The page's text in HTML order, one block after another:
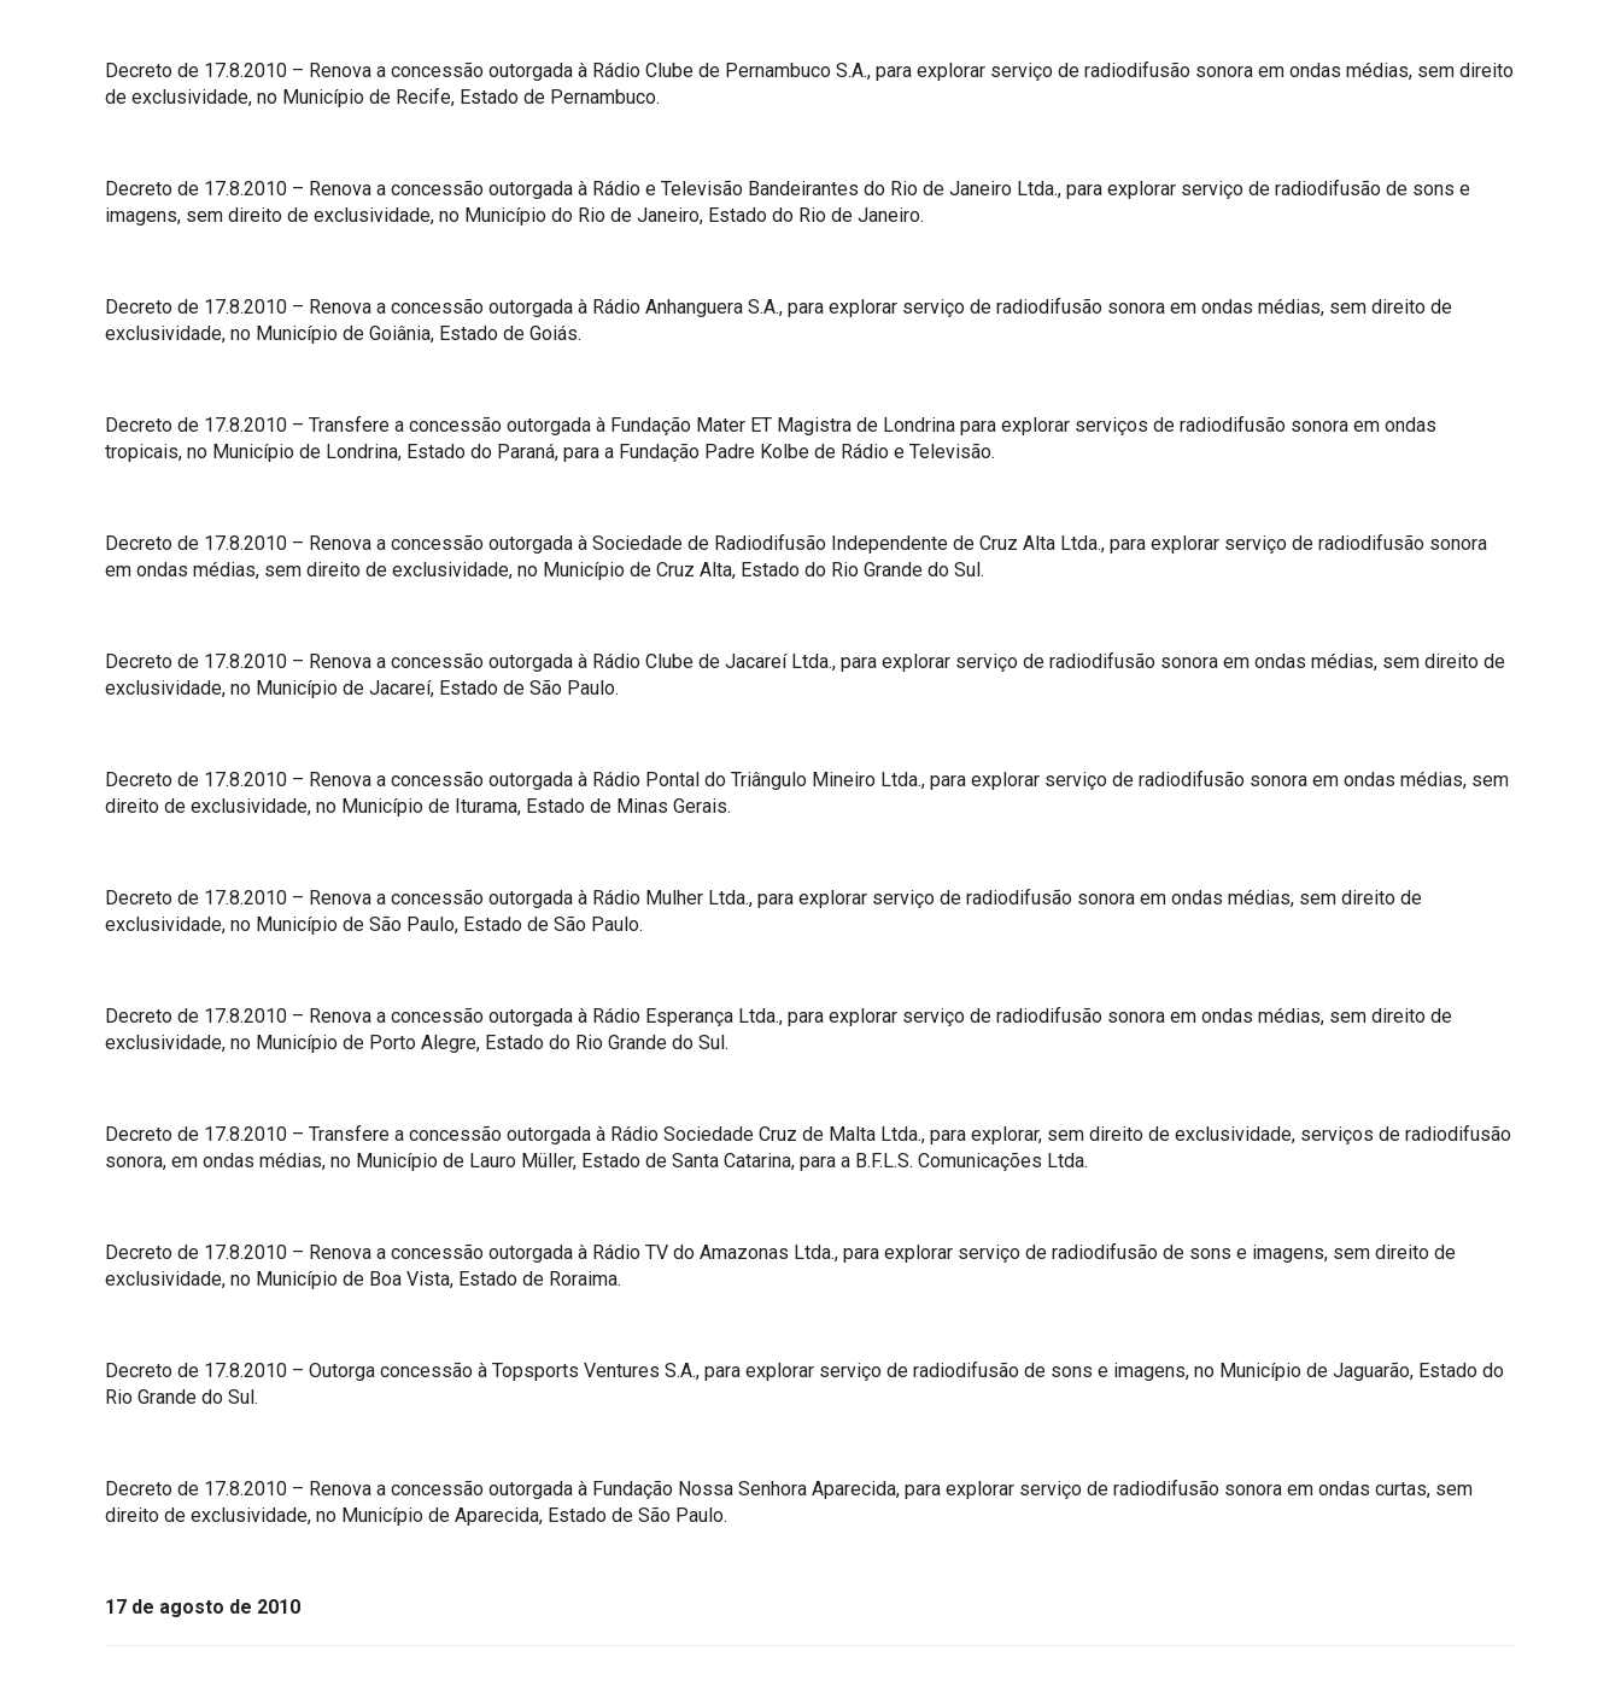
Decreto de 17.8.2010 – Renova a concessão outorgada à Rádio Clube de Pernambuco S.A., para explorar serviço de radiodifusão sonora em ondas médias, sem direito
de exclusividade, no Município de Recife, Estado de Pernambuco.
Decreto de 17.8.2010 – Renova a concessão outorgada à Rádio e Televisão Bandeirantes do Rio de Janeiro Ltda., para explorar serviço de radiodifusão de sons e
imagens, sem direito de exclusividade, no Município do Rio de Janeiro, Estado do Rio de Janeiro.
Decreto de 17.8.2010 – Renova a concessão outorgada à Rádio Anhanguera S.A., para explorar serviço de radiodifusão sonora em ondas médias, sem direito de
exclusividade, no Município de Goiânia, Estado de Goiás.
Decreto de 17.8.2010 – Transfere a concessão outorgada à Fundação Mater ET Magistra de Londrina para explorar serviços de radiodifusão sonora em ondas
tropicais, no Município de Londrina, Estado do Paraná, para a Fundação Padre Kolbe de Rádio e Televisão.
Decreto de 17.8.2010 – Renova a concessão outorgada à Sociedade de Radiodifusão Independente de Cruz Alta Ltda., para explorar serviço de radiodifusão sonora
em ondas médias, sem direito de exclusividade, no Município de Cruz Alta, Estado do Rio Grande do Sul.
Decreto de 17.8.2010 – Renova a concessão outorgada à Rádio Clube de Jacareí Ltda., para explorar serviço de radiodifusão sonora em ondas médias, sem direito de
exclusividade, no Município de Jacareí, Estado de São Paulo.
Decreto de 17.8.2010 – Renova a concessão outorgada à Rádio Pontal do Triângulo Mineiro Ltda., para explorar serviço de radiodifusão sonora em ondas médias, sem
direito de exclusividade, no Município de Iturama, Estado de Minas Gerais.
Decreto de 17.8.2010 – Renova a concessão outorgada à Rádio Mulher Ltda., para explorar serviço de radiodifusão sonora em ondas médias, sem direito de
exclusividade, no Município de São Paulo, Estado de São Paulo.
Decreto de 17.8.2010 – Renova a concessão outorgada à Rádio Esperança Ltda., para explorar serviço de radiodifusão sonora em ondas médias, sem direito de
exclusividade, no Município de Porto Alegre, Estado do Rio Grande do Sul.
Decreto de 17.8.2010 – Transfere a concessão outorgada à Rádio Sociedade Cruz de Malta Ltda., para explorar, sem direito de exclusividade, serviços de radiodifusão
sonora, em ondas médias, no Município de Lauro Müller, Estado de Santa Catarina, para a B.F.L.S. Comunicações Ltda.
Decreto de 17.8.2010 – Renova a concessão outorgada à Rádio TV do Amazonas Ltda., para explorar serviço de radiodifusão de sons e imagens, sem direito de
exclusividade, no Município de Boa Vista, Estado de Roraima.
Decreto de 17.8.2010 – Outorga concessão à Topsports Ventures S.A., para explorar serviço de radiodifusão de sons e imagens, no Município de Jaguarão, Estado do
Rio Grande do Sul.
Decreto de 17.8.2010 – Renova a concessão outorgada à Fundação Nossa Senhora Aparecida, para explorar serviço de radiodifusão sonora em ondas curtas, sem
direito de exclusividade, no Município de Aparecida, Estado de São Paulo.
17 de agosto de 2010